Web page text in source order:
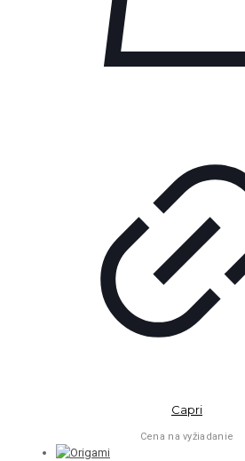
Capri
Cena na vyžiadanie